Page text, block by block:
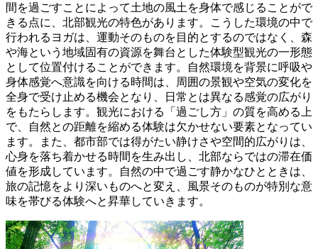
間を過ごすことによって土地の風土を身体で感じることがで
きる点に、北部観光の特色があります。こうした環境の中で
行われるヨガは、運動そのものを目的とするのではなく、森
や海という地域固有の資源を舞台とした体験型観光の一形態
として位置付けることができます。自然環境を背景に呼吸や
身体感覚へ意識を向ける時間は、周囲の景観や空気の変化を
全身で受け止める機会となり、日常とは異なる感覚の広がり
をもたらします。観光における「過ごし方」の質を高める上
で、自然との距離を縮める体験は欠かせない要素となってい
ます。また、都市部では得がたい静けさや空間的広がりは、
心身を落ち着かせる時間を生み出し、北部ならではの滞在価
値を形成しています。自然の中で過ごす静かなひとときは、
旅の記憶をより深いものへと変え、風景そのものが特別な意
味を帯びる体験へと昇華していきます。